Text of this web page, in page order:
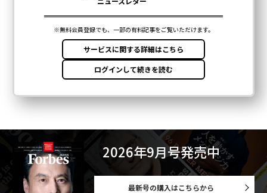
2026年9月号発売中
最新号の購入はこちらから